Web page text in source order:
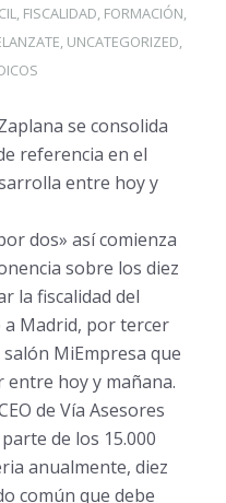
, FISCALIDAD, FORMACIÓN,
, UNCATEGORIZED,
se consolida
referencia en el
entre hoy y
dos» así comienza
sobre los diez
la fiscalidad del
Madrid, por tercer
MiEmpresa que
entre hoy y mañana.
de Vía Asesores
de los 15.000
anualmente, diez
común que debe